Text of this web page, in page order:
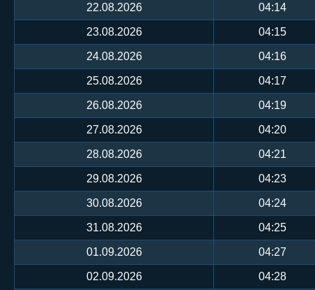
22.08.2026 04:14
23.08.2026 04:15
24.08.2026 04:16
25.08.2026 04:17
26.08.2026 04:19
27.08.2026 04:20
28.08.2026 04:21
29.08.2026 04:23
30.08.2026 04:24
31.08.2026 04:25
01.09.2026 04:27
02.09.2026 04:28